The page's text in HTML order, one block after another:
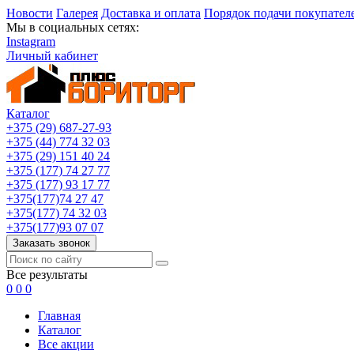
Новости Галерея Доставка и оплата Порядок подачи
Мы в социальных сетях:
Instagram
Личный кабинет
Каталог
+375 (29) 687-27-93
+375 (44) 774 32 03
+375 (29) 151 40 24
+375 (177) 74 27 77
+375 (177) 93 17 77
+375(177)74 27 47
+375(177) 74 32 03
+375(177)93 07 07
Заказать звонок
Все результаты
0 0 0
Главная
Каталог
Все акции